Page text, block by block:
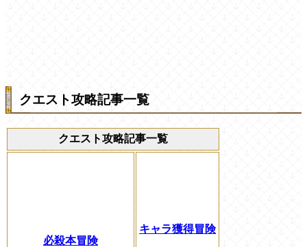
クエスト攻略記事一覧
クエスト攻略記事一覧
必殺本冒険
キャラ獲得冒険